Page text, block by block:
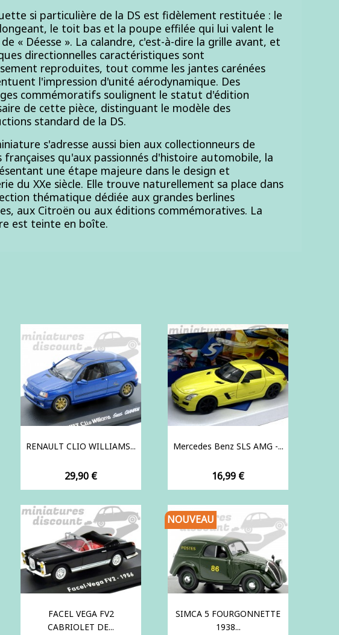
si particulière de la DS est fidèlement restituée : le
le toit bas et la poupe effilée qui lui valent le
« Déesse ». La calandre, c'est-à-dire la grille avant, et
directionnelles caractéristiques sont
reproduites, tout comme les jantes carénées
l'impression d'unité aérodynamique. Des
commémoratifs soulignent le statut d'édition
de cette pièce, distinguant le modèle des
standard de la DS.
s'adresse aussi bien aux collectionneurs de
françaises qu'aux passionnés d'histoire automobile, la
une étape majeure dans le design et
du XXe siècle. Elle trouve naturellement sa place dans
thématique dédiée aux grandes berlines
aux Citroën ou aux éditions commémoratives. La
est teinte en boîte.
RENAULT CLIO WILLIAMS...
Prix
29,90 €
Mercedes Benz SLS AMG -...
Prix
16,99 €
FACEL VEGA FV2
CABRIOLET DE...
SIMCA 5 FOURGONNETTE
1938...
NOUVEAU